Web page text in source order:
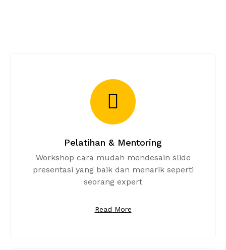
Pelatihan & Mentoring
Workshop cara mudah mendesain slide
presentasi yang baik dan menarik seperti
seorang expert
Read More